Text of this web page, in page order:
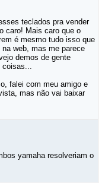
teclados pra vender
caro! Mais caro que o
é mesmo tudo isso que
web, mas me parece
demos de gente
coisas...
falei com meu amigo e
mas não vai baixar
yamaha resolveriam o